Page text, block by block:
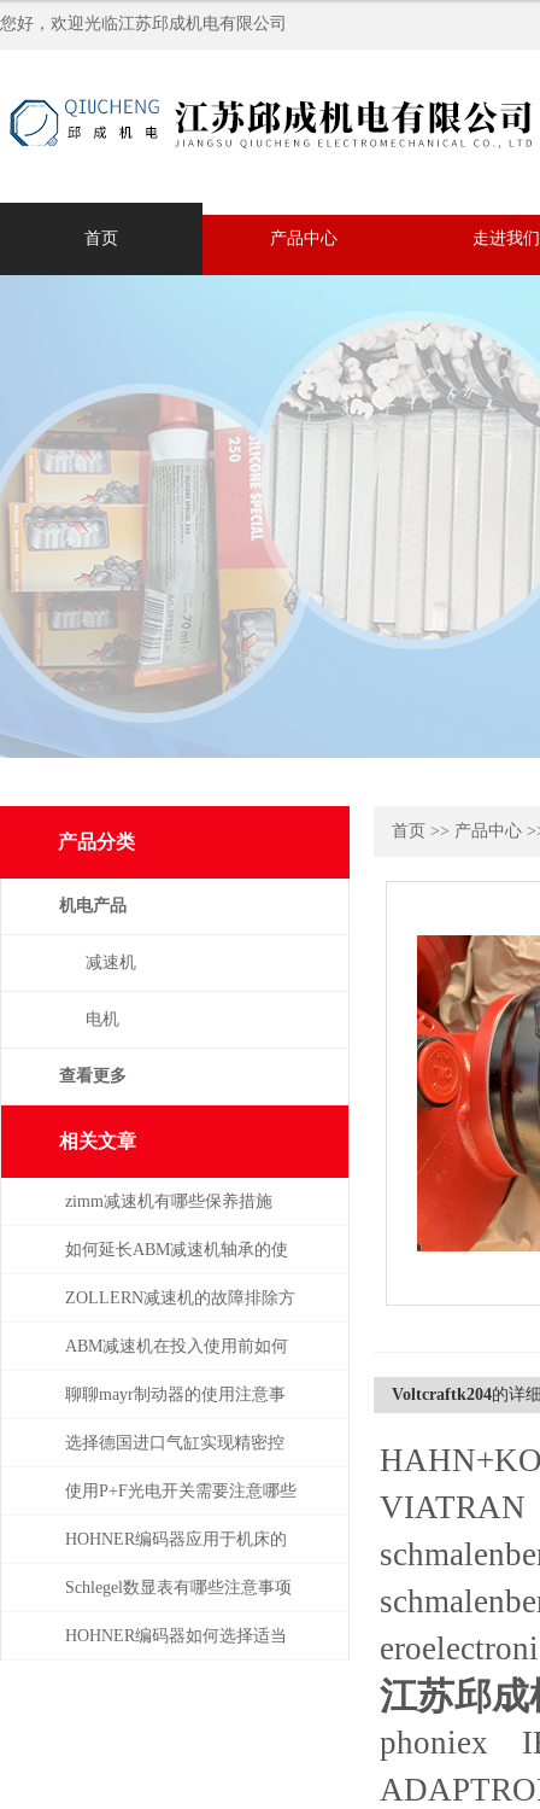
您好，欢迎光临江苏邱成机电有限公司
首页 产品中心 走进我们
产品分类
机电产品
减速机
电机
查看更多
相关文章
zimm减速机有哪些保养措施
如何延长ABM减速机轴承的使
用寿命
ZOLLERN减速机的故障排除方
法有哪些
ABM减速机在投入使用前如何
安装
聊聊mayr制动器的使用注意事
项
选择德国进口气缸实现精密控
制和动力传输
使用P+F光电开关需要注意哪些
问题？
HOHNER编码器应用于机床的
位移测量和主轴控制
Schlegel数显表有哪些注意事项
HOHNER编码器如何选择适当
首页 >> 产品中心
Voltcraftk204的详
VIATRAN
江苏邱成
phoniex